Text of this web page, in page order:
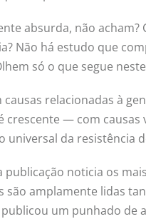
absurda, não
Não há estudo que
só o que segue
relacionadas à
— com
da resistência
publicação noticia os
são amplamente lidas
publicou um punhado